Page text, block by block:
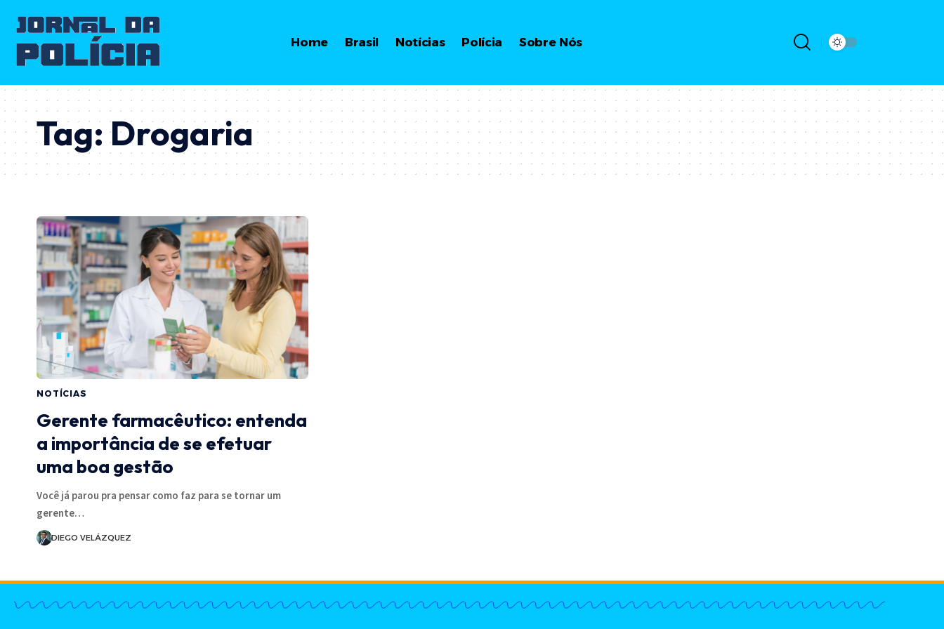
Home Brasil Notícias Polícia Sobre Nós
Tag:Drogaria
NOTÍCIAS
Gerente farmacêutico: entenda
a importância de se efetuar
uma boa gestão
Você já parou pra pensar como faz para se tornar um
gerente…
DIEGO VELÁZQUEZ